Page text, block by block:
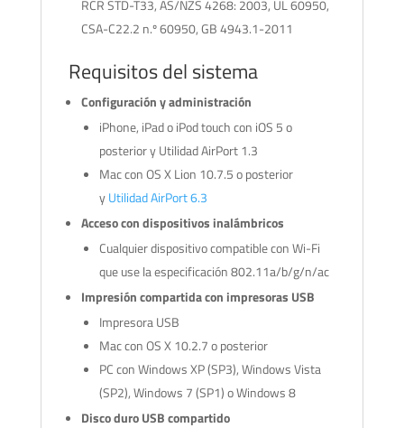
RCR STD-T33, AS/NZS 4268: 2003, UL 60950,
CSA-C22.2 n.º 60950, GB 4943.1-2011
Requisitos del sistema
Configuración y administración
iPhone, iPad o iPod touch con iOS 5 o
posterior y Utilidad AirPort 1.3
Mac con OS X Lion 10.7.5 o posterior
yUtilidad AirPort 6.3
Acceso con dispositivos inalámbricos
Cualquier dispositivo compatible con Wi-Fi
que use la especificación 802.11a/b/g/n/ac
Impresión compartida con impresoras USB
Impresora USB
Mac con OS X 10.2.7 o posterior
PC con Windows XP (SP3), Windows Vista
(SP2), Windows 7 (SP1) o Windows 8
Disco duro USB compartido